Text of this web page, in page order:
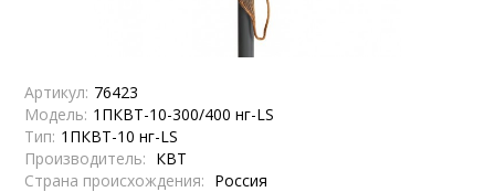
Артикул: 76423
Модель: 1ПКВТ-10-300/400 нг-LS
Тип: 1ПКВТ-10 нг-LS
Производитель: КВТ
Страна происхождения: Россия